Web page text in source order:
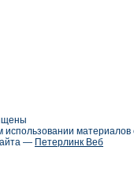
— Петерлинк Веб